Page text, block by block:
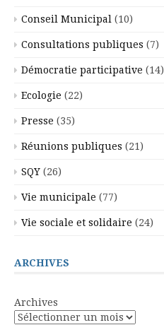
Conseil Municipal (10)
Consultations publiques (7)
Démocratie participative (14)
Ecologie (22)
Presse (35)
Réunions publiques (21)
SQY (26)
Vie municipale (77)
Vie sociale et solidaire (24)
ARCHIVES
Archives